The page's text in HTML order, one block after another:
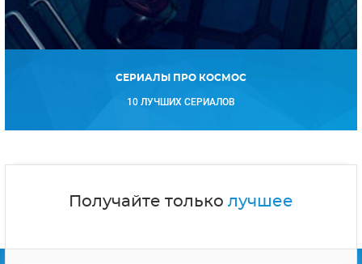
СЕРИАЛЫ ПРО КОСМОС
10 ЛУЧШИХ СЕРИАЛОВ
Получайте только лучшее